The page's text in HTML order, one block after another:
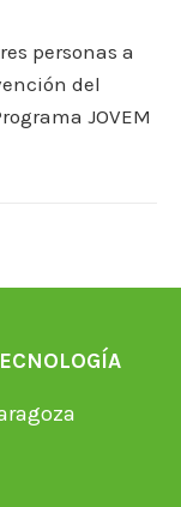
personas a
del
JOVEM